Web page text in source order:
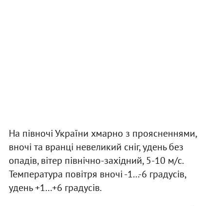
На півночі України хмарно з проясненнями,
вночі та вранці невеликий сніг, удень без
опадів, вітер північно-західний, 5-10 м/с.
Температура повітря вночі -1...-6 градусів,
удень +1...+6 градусів.